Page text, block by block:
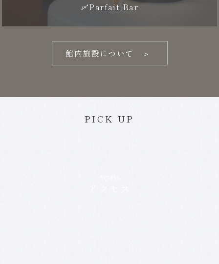
〆Parfait Bar
館内施設について ＞
PICK UP